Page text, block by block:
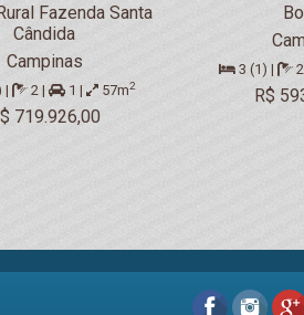
Fazenda Santa
Cândida
Campinas
| 2 | 1 | 57m2
719.926,00
3 (1) |
R$